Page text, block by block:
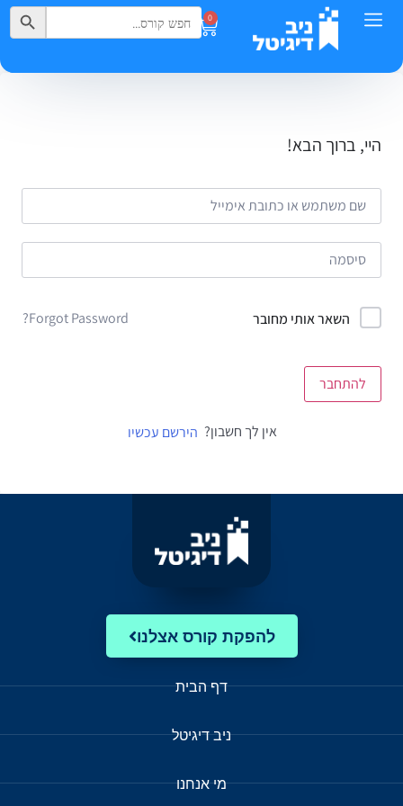
0
Search
for:
Search Button
היי, ברוך הבא!
השאר אותי מחובר Forgot Password?
להתחבר
אין לך חשבון? הירשם עכשיו
להפקת קורס אצלנו
דף הבית
ניב דיגיטל
מי אנחנו